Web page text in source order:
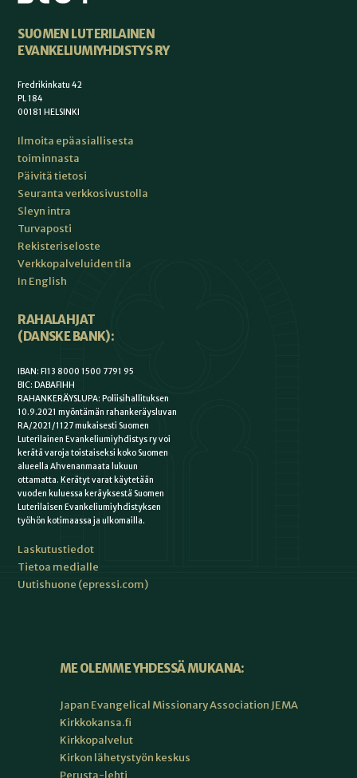
SUOMEN LUTERILAINEN
EVANKELIUMIYHDISTYS RY
Fredrikinkatu 42
PL 184
00181 HELSINKI
Ilmoita epäasiallisesta
toiminnasta
Päivitä tietosi
Seuranta verkkosivustolla
Sleyn intra
Turvaposti
Rekisteriseloste
Verkkopalveluiden tila
In English
RAHALAHJAT
(DANSKE BANK):
IBAN: FI13 8000 1500 7791 95
BIC: DABAFIHH
RAHANKERÄYSLUPA: Poliisihallituksen
10.9.2021 myöntämän rahankeräysluvan
RA/2021/1127 mukaisesti Suomen
Luterilainen Evankeliumiyhdistys ry voi
kerätä varoja toistaiseksi koko Suomen
alueella Ahvenanmaata lukuun
ottamatta. Kerätyt varat käytetään
vuoden kuluessa keräyksestä Suomen
Luterilaisen Evankeliumiyhdistyksen
työhön kotimaassa ja ulkomailla.
Laskutustiedot
Tietoa medialle
Uutishuone (epressi.com)
ME OLEMME YHDESSÄ MUKANA:
Japan Evangelical Missionary Association JEMA
Kirkkokansa.fi
Kirkkopalvelut
Kirkon lähetystyön keskus
Perusta-lehti